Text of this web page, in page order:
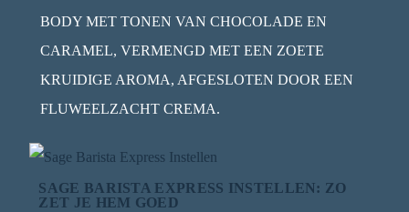
BODY MET TONEN VAN CHOCOLADE EN
CARAMEL, VERMENGD MET EEN ZOETE
KRUIDIGE AROMA, AFGESLOTEN DOOR EEN
FLUWEELZACHT CREMA.
SAGE BARISTA EXPRESS INSTELLEN: ZO
ZET JE HEM GOED